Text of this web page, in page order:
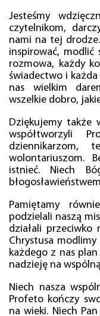
Jesteśmy
czytelnikom,
nami na tej
inspirować, modlić
rozmowa, każdy
świadectwo i
nas wielkim
wszelkie dobro,
Dziękujemy także
współtworzyli
dziennikarzom,
wolontariuszom.
istnieć. Niech
Pamiętamy
podzielali naszą
działali przeciwko
Chrystusa modlimy
każdego z nas
nadzieję na
Niech nasza
Profeto kończy
na wieki. Niech